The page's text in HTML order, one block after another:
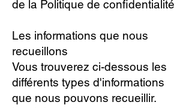
de la Politique de confidentialité
Les informations que nous
recueillons
Vous trouverez ci-dessous les
différents types d'informations
que nous pouvons recueillir.